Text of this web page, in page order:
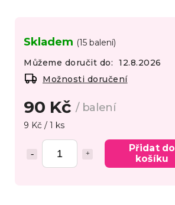
90 Kč/ balení
9 Kč / 1 ks
Přidat do
košíku
Skladem (15 balení)
Můžeme doručit do:
12.8.2026
Možnosti doručení